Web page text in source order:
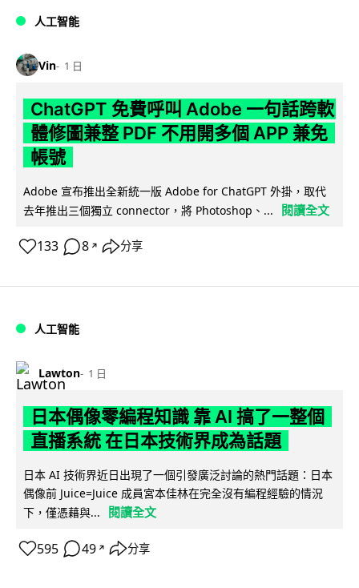
人工智能
Vin 1 日
ChatGPT 免費呼叫 Adobe 一句話跨軟
體修圖兼整 PDF 不用開多個 APP 兼免
帳號
Adobe 宣布推出全新統一版 Adobe for ChatGPT 外掛，取代
去年推出三個獨立 connector，將 Photoshop、...
閱讀全文
133 8 ↗ 分享
人工智能
Lawton 1 日
日本偶像零編程知識 靠 AI 搞了一整個
直播系統 在日本技術界成為話題
日本 AI 技術界近日出現了一個引發廣泛討論的熱門話題：日本
偶像前 Juice=Juice 成員宮本佳林在完全沒有編程經驗的情況
下，僅憑藉與...
閱讀全文
595 49 ↗ 分享